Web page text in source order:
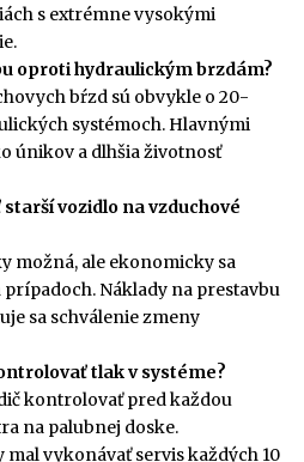
s extrémne vysokými
oproti hydraulickým brzdám?
bŕzd sú obvykle o 20-
systémoch. Hlavnými
únikov a dlhšia životnosť
vozidlo na vzduchové
možná, ale ekonomicky sa
Náklady na prestavbu
sa schválenie zmeny
tlak v systéme?
kontrolovať pred každou
na palubnej doske.
vykonávať servis každých 10